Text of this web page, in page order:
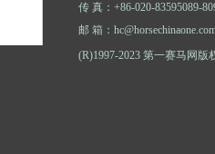
传 真：+86-020-83595089-
邮 箱：
(R)1997-2023 第一赛马网版